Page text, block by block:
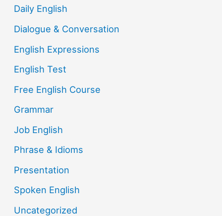
Daily English
Dialogue & Conversation
English Expressions
English Test
Free English Course
Grammar
Job English
Phrase & Idioms
Presentation
Spoken English
Uncategorized